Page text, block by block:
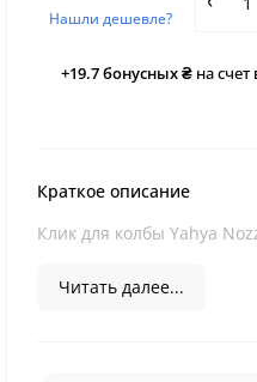
Нашли дешевле?
+19.7бонусных ₴на счет
Краткое описание
Клик для колбы Yahya
Читать далее...